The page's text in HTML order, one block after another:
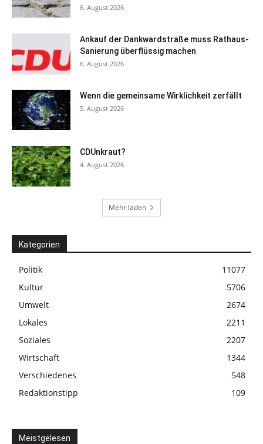
6. August 2026
Ankauf der Dankwardstraße muss Rathaus-
Sanierung überflüssig machen
6. August 2026
Wenn die gemeinsame Wirklichkeit zerfällt
5. August 2026
CDUnkraut?
4. August 2026
Mehr laden
Kategorien
Politik
11077
Kultur
5706
Umwelt
2674
Lokales
2211
Soziales
2207
Wirtschaft
1344
Verschiedenes
548
Redaktionstipp
109
Meistgelesen